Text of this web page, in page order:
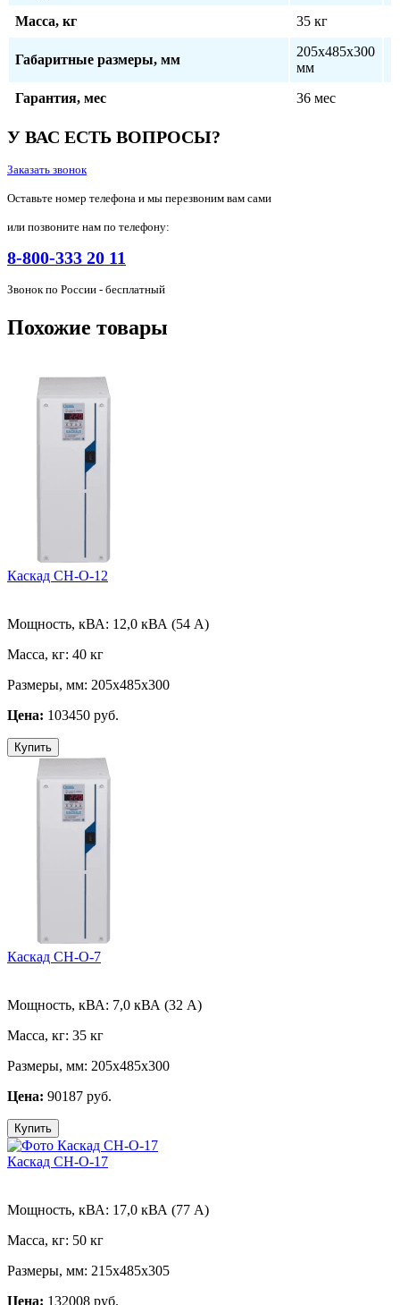
Масса, кг
35 кг
Габаритные размеры, мм
205х485х300
мм
Гарантия, мес
36 мес
У ВАС ЕСТЬ ВОПРОСЫ?
Заказать звонок
Оставьте номер телефона и мы перезвоним вам сами
или позвоните нам по телефону:
8-800-333 20 11
Звонок по России - бесплатный
Похожие товары
Каскад СН-О-12
Мощность, кВА: 12,0 кВА (54 А)
Масса, кг: 40 кг
Размеры, мм: 205х485х300
Цена: 103450 руб.
Купить
Каскад СН-О-7
Мощность, кВА: 7,0 кВА (32 А)
Масса, кг: 35 кг
Размеры, мм: 205х485х300
Цена: 90187 руб.
Купить
Каскад СН-О-17
Мощность, кВА: 17,0 кВА (77 А)
Масса, кг: 50 кг
Размеры, мм: 215х485х305
Цена: 132008 руб.